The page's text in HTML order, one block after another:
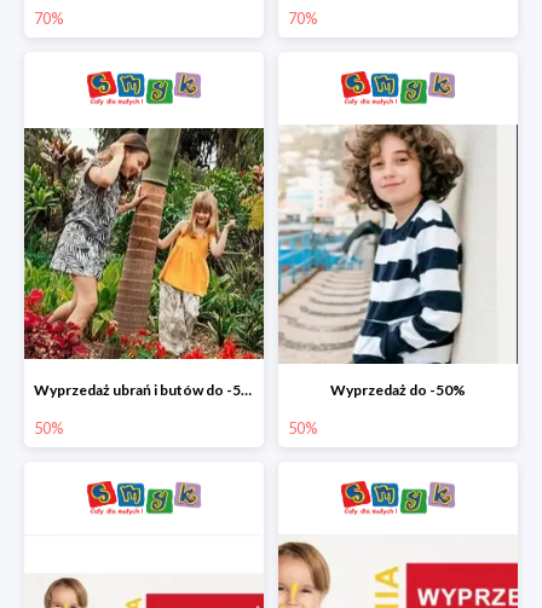
70% 70%
Wyprzedaż ubrań i butów do -50%
50%
Wyprzedaż do -50%
50%